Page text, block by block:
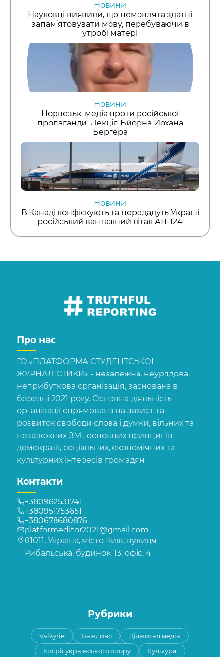
Новини
Науковці виявили, що немовлята здатні
запам’ятовувати мову, перебуваючи в
утробі матері
Новини
Норвезькі медіа проти російської
пропаганди. Лекція Бйорна Йохана
Бергера
Новини
В Канаді конфіскують та передадуть Україні
російський вантажний літак АН-124
Про нас
ГО «ПЛАТФОРМА СТУДЕНТСЬКОЇ
ЖУРНАЛІСТИКИ» - незалежна, неурядова,
неприбуткова організація, заснована в
березні 2021 року. Основна діяльність
організації спрямована на захист та
розвиток свободи слова і думки, вільних та
незалежних ЗМІ, основних принципів
демократії, соціальних, економічних та
культурних інтересів громадян
Контакти
+380982531741
+380951753651
+380678680876
platformeditor2021@gmail.com
01011, Україна, місто Київ, вулиця
Рибальська, будинок, 13, офіс, 4
Рубрики
Valkyrie Важливо
Діджитал медіа
Історії українського опору
Культура